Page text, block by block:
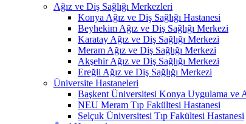
Ağız ve Diş Sağlığı Merkezleri
Konya Ağız ve Diş Sağlığı Hastanesi
Beyhekim Ağız ve Diş Sağlığı Merkezi
Karatay Ağız ve Diş Sağlığı Merkezi
Meram Ağız ve Diş Sağlığı Merkezi
Akşehir Ağız ve Diş Sağlığı Merkezi
Ereğli Ağız ve Diş Sağlığı Merkezi
Üniversite Hastaneleri
Başkent Üniversitesi Konya Uygulama ve
NEU Meram Tıp Fakültesi Hastanesi
Selçuk Üniversitesi Tıp Fakültesi Hastanesi